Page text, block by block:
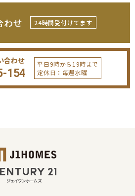
わせ 24時間受付けてます
合わせ
154
平日9時から19時まで
定休日：毎週水曜